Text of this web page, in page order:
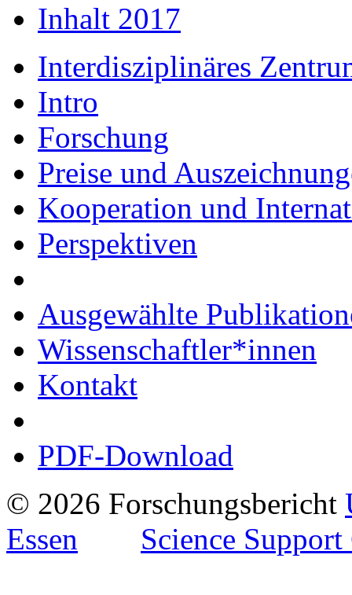
Inhalt 2017
Interdisziplinäres
Intro
Forschung
Preise und
Kooperation und
Perspektiven
Ausgewählte
Wissenschaftler*innen
Kontakt
PDF-Download
© 2026 Forschungsbericht
Essen
Science